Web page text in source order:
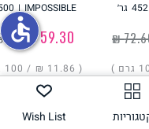
452 גר׳
)
| IMPOSSIBLE
‏68.00 ₪
( ‏11.86 ₪ / 100 גרם
הוסיפו
Wish List
accessible